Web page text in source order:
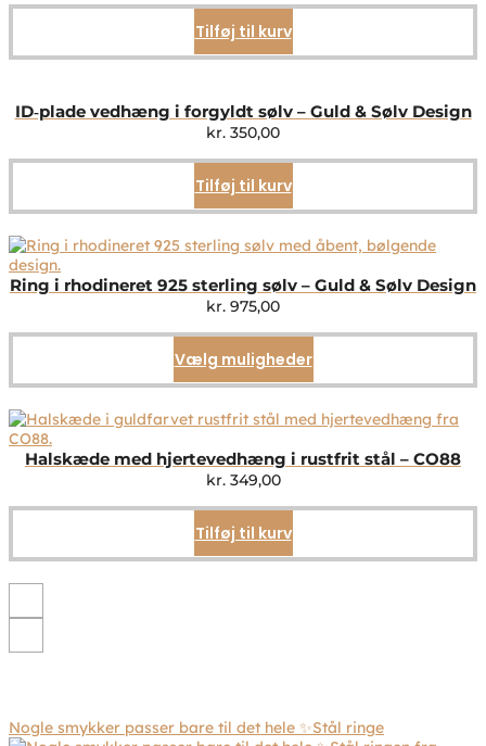
Tilføj til kurv
ID‑plade vedhæng i forgyldt sølv – Guld & Sølv Design
kr. 350,00
Tilføj til kurv
Ring i rhodineret 925 sterling sølv – Guld & Sølv Design
kr. 975,00
Vælg mulighederDette
vare
flere
Mulighederne
på
Halskæde med hjertevedhæng i rustfrit stål – CO88
kr.349,00
Tilføj til kurv
Nogle smykker passer bare til det hele ✨Stål ringe